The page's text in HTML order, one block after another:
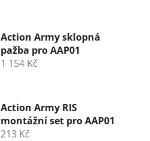
Action Army sklopná
pažba pro AAP01
1 154 Kč
Action Army RIS
montážní set pro AAP01
213 Kč